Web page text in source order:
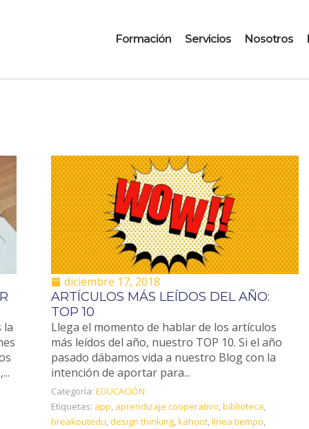
Formación Servicios Nosotros
la
diciembre 17, 2018
ARTÍCULOS MÁS LEÍDOS DEL AÑO:
TOP 10
Llega el momento de hablar de los artículos
más leídos del año, nuestro TOP 10. Si el año
pasado dábamos vida a nuestro Blog con la
intención de aportar para...
Categoría: EDUCACIÓN
Etiquetas: app, aprendizaje cooperativo,biblioteca,
breakoutedu, design thinking,kahoot,línea tiempo,